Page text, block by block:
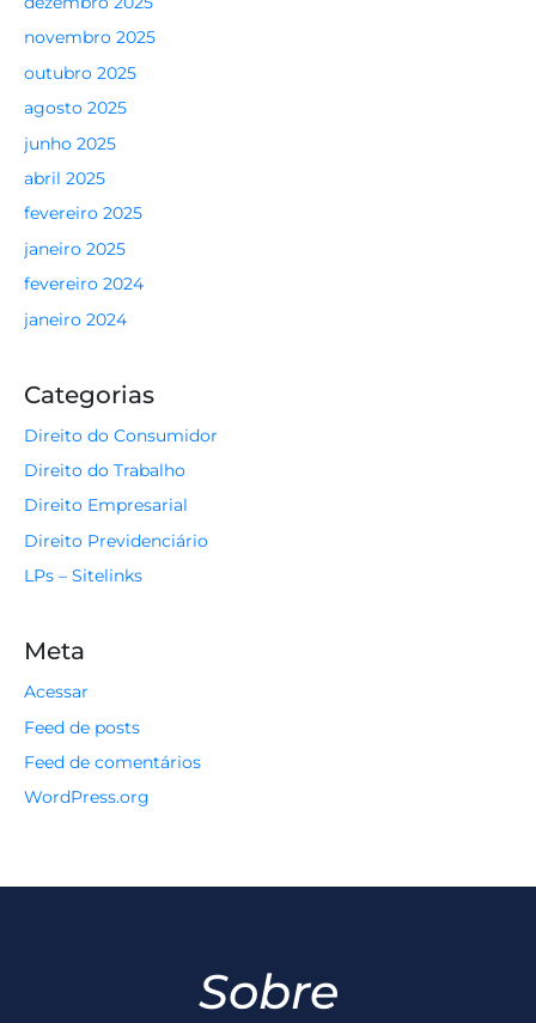
novembro 2025
outubro 2025
agosto 2025
junho 2025
abril 2025
fevereiro 2025
janeiro 2025
fevereiro 2024
janeiro 2024
Categorias
Direito do Consumidor
Direito do Trabalho
Direito Empresarial
Direito Previdenciário
LPs – Sitelinks
Meta
Acessar
Feed de posts
Feed de comentários
WordPress.org
Sobre